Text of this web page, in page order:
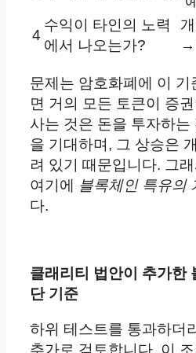
4
수익이 타인의 노력
에서 나오는가?
→
문제는 암호화폐에 이
면 거의 모든 토큰이 증
사는 것은 돈을 투자하는
을 기대하며, 그 상승은
려 있기 때문입니다. 그
여기에 블록체인 특유의
다.
클래리티 법안이 추가한
단 기준
하위 테스트를 통과하더
추가로 검토합니다. 이